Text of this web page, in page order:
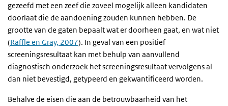
gezeefd met een zeef die zoveel mogelijk alleen kandidaten
doorlaat die de aandoening zouden kunnen hebben. De
grootte van de gaten bepaalt wat er doorheen gaat, en wat niet
(Raffle en Gray, 2007). In geval van een positief
screeningsresultaat kan met behulp van aanvullend
diagnostisch onderzoek het screeningsresultaat vervolgens al
dan niet bevestigd, getypeerd en gekwantificeerd worden.
Behalve de eisen die aan de betrouwbaarheid van het